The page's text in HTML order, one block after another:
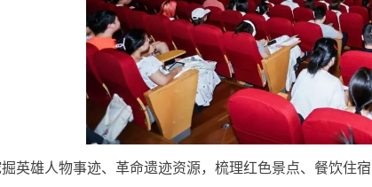
英雄人物事迹、革命遗迹资源，梳理红色景点、餐饮住